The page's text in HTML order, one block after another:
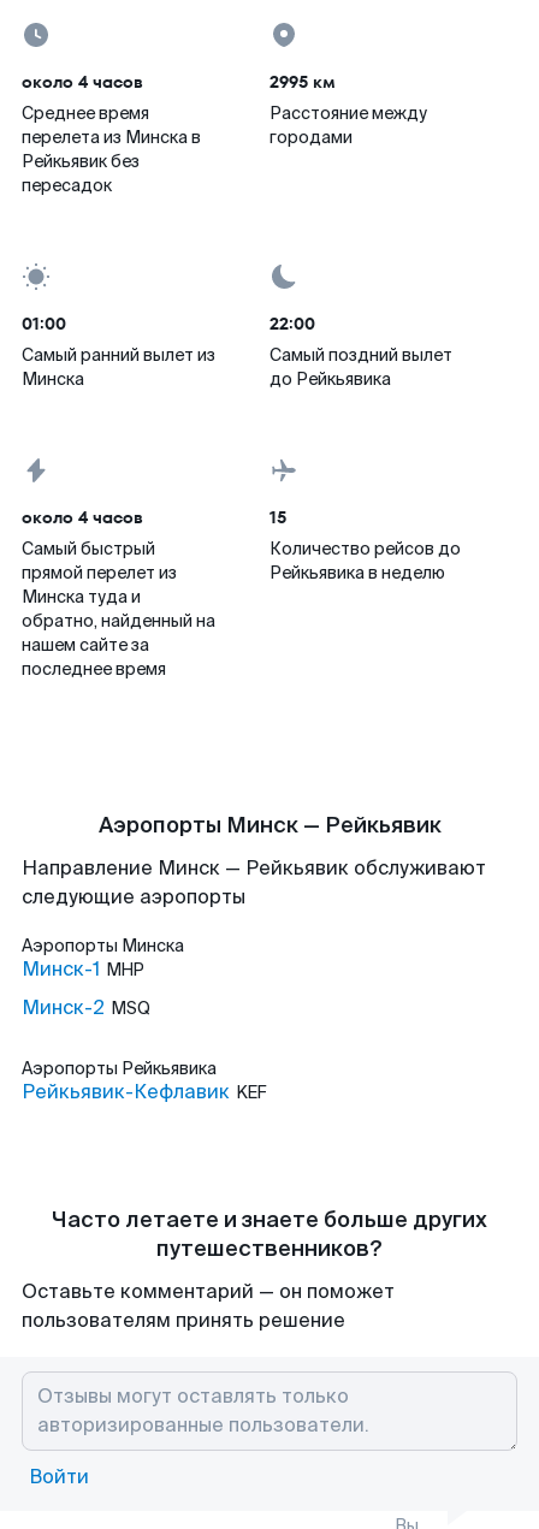
около 4 часов
Среднее время
перелета из Минска в
Рейкьявик без
пересадок
2995 км
Расстояние между
городами
01:00
Самый ранний вылет из
Минска
22:00
Самый поздний вылет
до Рейкьявика
около 4 часов
Самый быстрый
прямой перелет из
Минска туда и
обратно, найденный на
нашем сайте за
последнее время
15
Количество рейсов до
Рейкьявика в неделю
Аэропорты Минск — Рейкьявик
Направление Минск — Рейкьявик обслуживают
следующие аэропорты
Аэропорты Минска
Минск-1 MHP
Минск-2 MSQ
Аэропорты Рейкьявика
Рейкьявик-Кефлавик KEF
Часто летаете и знаете больше других
путешественников?
Оставьте комментарий — он поможет
пользователям принять решение
Войти